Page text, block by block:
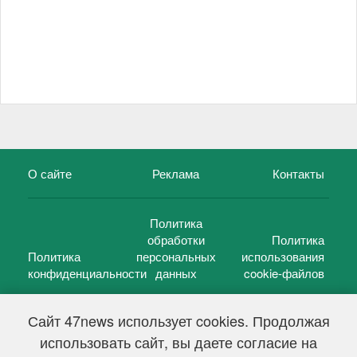
Сайт 47news использует cookies. Продолжая
использовать сайт, вы даете согласие на
О сайте Реклама Контакты
Политика
конфиденциальности
Политика
обработки
персональных
данных
Политика
использования
cookie-файлов
47 новостей (47 news)2005 — 2026 г.